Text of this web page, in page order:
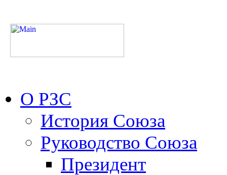
О РЗС
История Союза
Руководство Союза
Президент